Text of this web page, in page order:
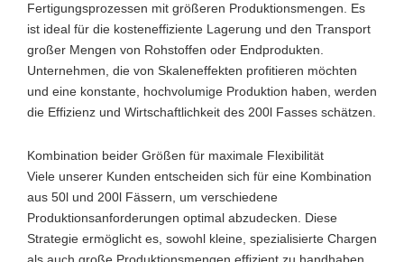
Fertigungsprozessen mit größeren Produktionsmengen. Es
ist ideal für die kosteneffiziente Lagerung und den Transport
großer Mengen von Rohstoffen oder Endprodukten.
Unternehmen, die von Skaleneffekten profitieren möchten
und eine konstante, hochvolumige Produktion haben, werden
die Effizienz und Wirtschaftlichkeit des 200l Fasses schätzen.
Kombination beider Größen für maximale Flexibilität
Viele unserer Kunden entscheiden sich für eine Kombination
aus 50l und 200l Fässern, um verschiedene
Produktionsanforderungen optimal abzudecken. Diese
Strategie ermöglicht es, sowohl kleine, spezialisierte Chargen
als auch große Produktionsmengen effizient zu handhaben.